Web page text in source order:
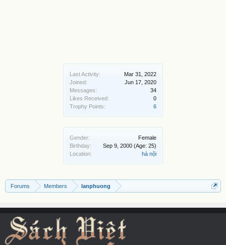
Last Activity:
Mar 31, 2022
Joined:
Jun 17, 2020
Messages:
34
Likes Received:
0
Trophy Points:
6
Gender:
Female
Birthday:
Sep 9, 2000 (Age: 25)
Location:
hà nội
Forums Members lanphuong